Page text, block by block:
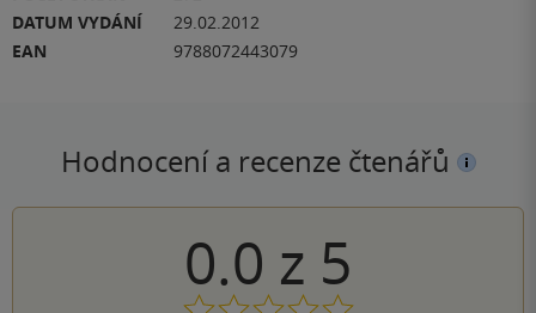
DATUM VYDÁNÍ
29.02.2012
EAN
9788072443079
Hodnocení a recenze čtenářů
0.0 z 5